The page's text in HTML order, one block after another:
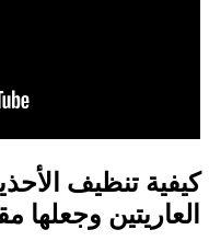
كيفية تنظيف
العاريتين وجعلها